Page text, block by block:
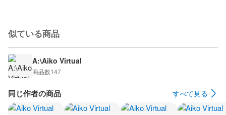
似ている商品
A:\Aiko Virtual
商品数147
同じ作者の商品 すべて見る